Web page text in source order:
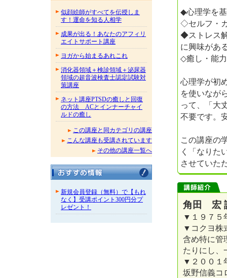
似顔絵師がすべてを伝授しま
す！運命を知る人相学
成果が出る！あなたのアフィリ
エイトサポート講座
ヨガから始まるあれこれ
消化器領域＋検診領域＋泌尿器
領域の超音波検査士認定試験対
策講座
ネット講座PTSDの癒しと回復
の方法 ACとインナーチャイ
ルドの癒し
この講座と同カテゴリの講座
こんな講座も受講されています
その他の講座一覧へ
新規会員登録（無料）で【もれ
なく】受講ポイント300円分プ
レゼント！
◆心理学を
◇セルフ・
◆ストレス
に興味があ
◇癒し・能
心理学が初
を使いなが
って、「大
不要です。
この講座の
く「なりた
させていた
角田 宏
▼１９７５
▼コクヨ株
含め特に管
たりにし、
▼２００１
坂野信義コ